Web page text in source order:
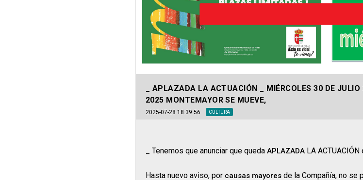
_ APLAZADA LA ACTUACIÓN _ MIÉRCOLES 30 DE
2025 MONTEMAYOR SE MUEVE,
2025-07-28 18:39:56 CULTURA
_ Tenemos que anunciar que queda APLAZADALA ACTUACIÓN
Hasta nuevo aviso, porcausas mayoresde la Compañía, no se